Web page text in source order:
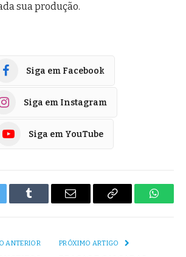
sua produção.
Siga em Facebook
Siga em Instagram
Siga em YouTube
Tumblr
E-
Copiar
ANTERIOR PRÓXIMO ARTIGO